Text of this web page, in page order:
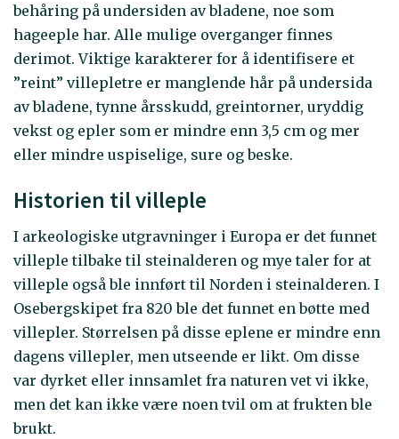
behåring på undersiden av bladene, noe som
hageeple har. Alle mulige overganger finnes
derimot. Viktige karakterer for å identifisere et
”reint” villepletre er manglende hår på undersida
av bladene, tynne årsskudd, greintorner, uryddig
vekst og epler som er mindre enn 3,5 cm og mer
eller mindre uspiselige, sure og beske.
Historien til villeple
I arkeologiske utgravninger i Europa er det funnet
villeple tilbake til steinalderen og mye taler for at
villeple også ble innført til Norden i steinalderen. I
Osebergskipet fra 820 ble det funnet en bøtte med
villepler. Størrelsen på disse eplene er mindre enn
dagens villepler, men utseende er likt. Om disse
var dyrket eller innsamlet fra naturen vet vi ikke,
men det kan ikke være noen tvil om at frukten ble
brukt.